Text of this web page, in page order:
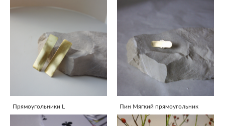
Прямоугольники L Пин Мягкий прямоугольник